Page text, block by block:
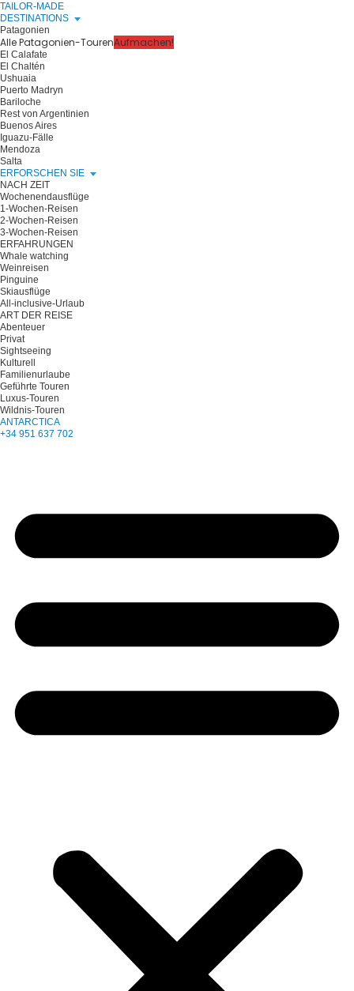
TAILOR-MADE
DESTINATIONS
Patagonien
Alle Patagonien-TourenAufmachen!
El Calafate
El Chaltén
Ushuaia
Puerto Madryn
Bariloche
Rest von Argentinien
Buenos Aires
Iguazu-Fälle
Mendoza
Salta
ERFORSCHEN SIE
NACH ZEIT
Wochenendausflüge
1-Wochen-Reisen
2-Wochen-Reisen
3-Wochen-Reisen
ERFAHRUNGEN
Whale watching
Weinreisen
Pinguine
Skiausflüge
All-inclusive-Urlaub
ART DER REISE
Abenteuer
Privat
Sightseeing
Kulturell
Familienurlaube
Geführte Touren
Luxus-Touren
Wildnis-Touren
ANTARCTICA
+34 951 637 702